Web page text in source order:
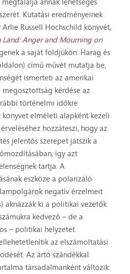
Kutatási eredményeinek
Russell Hochschild könyvét,
Land: Anger and Mourning on
a saját földjükön: Harag és
című művét mutatja be,
ismerteti az amerikai
kérdése az
történelmi időkre
könyvet elméleti alapként kezeli
hozzáteszi, hogy az
jelentős szerepet játszik a
így azt
tartja. A
eszköze a polarizáló
negatív érzelmeit
aknázzák ki a politikai vezetők
kedvező – de a
– politikai helyzetet
az elszámoltatási
Az ártó szándékkal
társadalmanként változik: